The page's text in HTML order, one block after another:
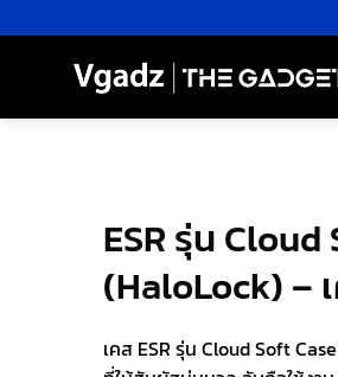
ไป
ESR รุ่น
(HaloLock) –
เคส ESR รุ่น Cloud Soft